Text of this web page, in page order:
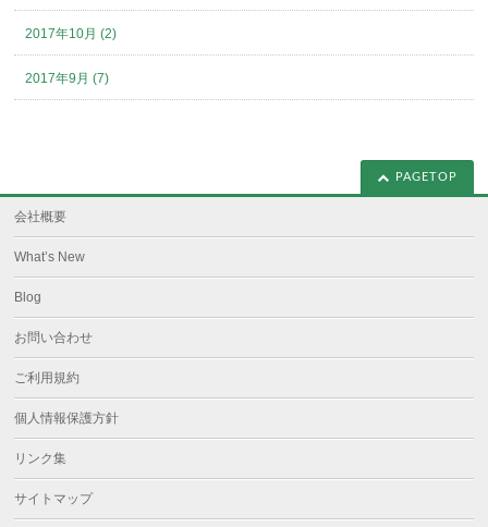
2017年10月 (2)
2017年9月 (7)
PAGETOP
会社概要
What’s New
Blog
お問い合わせ
ご利用規約
個人情報保護方針
リンク集
サイトマップ